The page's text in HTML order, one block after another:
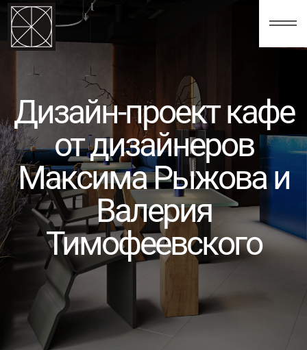
123
Дизайн-проект кафе
от дизайнеров
Максима Рыжова и
Валерия
Тимофеевского